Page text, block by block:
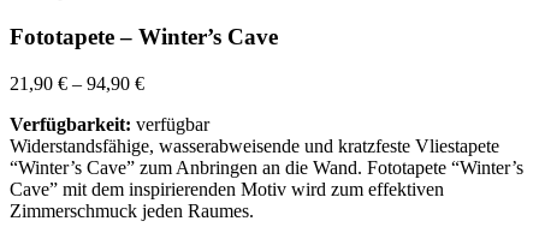
Fototapete – Winter’s Cave
21,90 € – 94,90 €
Verfügbarkeit: verfügbar
Widerstandsfähige, wasserabweisende und kratzfeste Vliestapete
“Winter’s Cave” zum Anbringen an die Wand. Fototapete “Winter’s
Cave” mit dem inspirierenden Motiv wird zum effektiven
Zimmerschmuck jeden Raumes.